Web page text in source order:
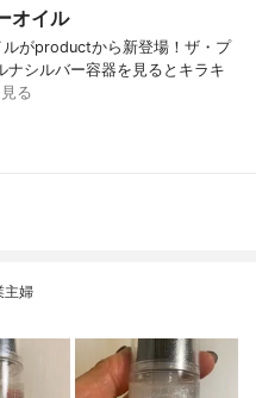
オイル
がproductから新登場！ザ・プ
ナシルバー容器を見るとキラキ
る
主婦